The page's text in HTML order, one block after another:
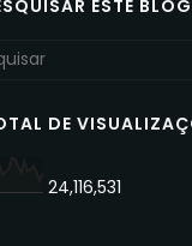
ESTE BLOG
DE
24,116,531